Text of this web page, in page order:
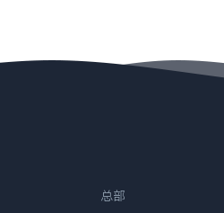
总部